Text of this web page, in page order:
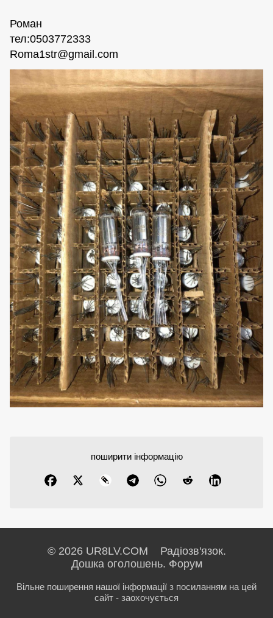
Роман
тел:0503772333
Roma1str@gmail.com
поширити інформацію
© 2026 UR8LV.COM Радіозв'язок.
Дошка оголошень. Форум
Вільне поширення нашої інформації з посиланням на цей
сайт - заохочується